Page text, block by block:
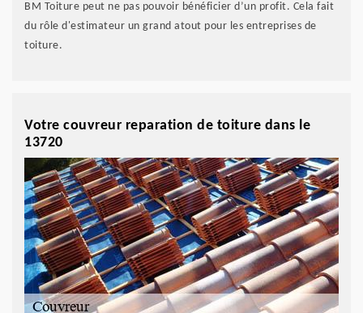
BM Toiture peut ne pas pouvoir bénéficier d’un profit. Cela fait
du rôle d'estimateur un grand atout pour les entreprises de
toiture.
Votre couvreur reparation de toiture dans le
13720